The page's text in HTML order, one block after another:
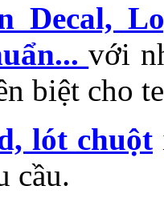
Decal,
với
biệt cho
lót chuột
cầu.